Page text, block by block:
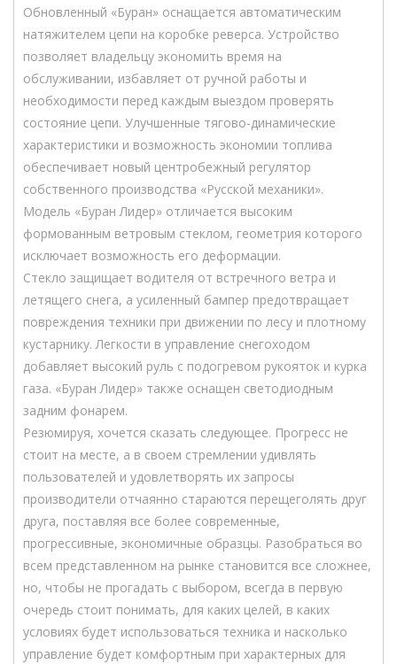
Обновленный «Буран» оснащается автоматическим
натяжителем цепи на коробке реверса. Устройство
позволяет владельцу экономить время на
обслуживании, избавляет от ручной работы и
необходимости перед каждым выездом проверять
состояние цепи. Улучшенные тягово-динамические
характеристики и возможность экономии топлива
обеспечивает новый центробежный регулятор
собственного производства «Русской механики».
Модель «Буран Лидер» отличается высоким
формованным ветровым стеклом, геометрия которого
исключает возможность его деформации.
Стекло защищает водителя от встречного ветра и
летящего снега, а усиленный бампер предотвращает
повреждения техники при движении по лесу и плотному
кустарнику. Легкости в управление снегоходом
добавляет высокий руль с подогревом рукояток и курка
газа. «Буран Лидер» также оснащен светодиодным
задним фонарем.
Резюмируя, хочется сказать следующее. Прогресс не
стоит на месте, а в своем стремлении удивлять
пользователей и удовлетворять их запросы
производители отчаянно стараются перещеголять друг
друга, поставляя все более современные,
прогрессивные, экономичные образцы. Разобраться во
всем представленном на рынке становится все сложнее,
но, чтобы не прогадать с выбором, всегда в первую
очередь стоит понимать, для каких целей, в каких
условиях будет использоваться техника и насколько
управление будет комфортным при характерных для